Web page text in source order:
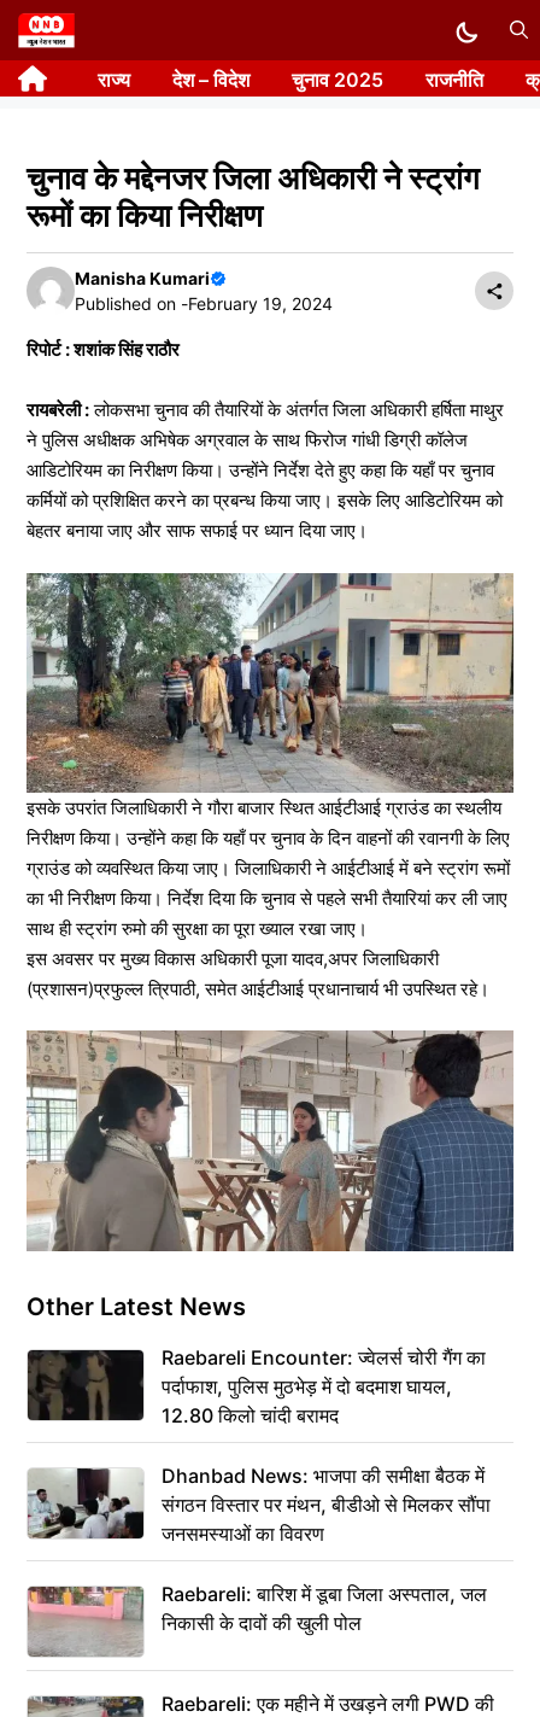
Skip
to
content राज्य देश – विदेश चुनाव 2025 राजनीति
चुनाव के मद्देनजर जिला अधिकारी ने स्ट्रांग
रूमों का किया निरीक्षण
Manisha Kumari
Published on -February 19, 2024
रिपोर्ट : शशांक सिंह राठौर
रायबरेली :लोकसभा चुनाव की तैयारियों के अंतर्गत जिला अधिकारी हर्षिता माथुर
ने पुलिस अधीक्षक अभिषेक अग्रवाल के साथ फिरोज गांधी डिग्री कॉलेज
आडिटोरियम का निरीक्षण किया। उन्होंने निर्देश देते हुए कहा कि यहाँ पर चुनाव
कर्मियों को प्रशिक्षित करने का प्रबन्ध किया जाए। इसके लिए आडिटोरियम को
बेहतर बनाया जाए और साफ सफाई पर ध्यान दिया जाए।
इसके उपरांत जिलाधिकारी ने गौरा बाजार स्थित आईटीआई ग्राउंड का स्थलीय
निरीक्षण किया। उन्होंने कहा कि यहाँ पर चुनाव के दिन वाहनों की रवानगी के लिए
ग्राउंड को व्यवस्थित किया जाए। जिलाधिकारी ने आईटीआई में बने स्ट्रांग रूमों
का भी निरीक्षण किया। निर्देश दिया कि चुनाव से पहले सभी तैयारियां कर ली जाए
साथ ही स्ट्रांग रुमो की सुरक्षा का पूरा ख्याल रखा जाए।
इस अवसर पर मुख्य विकास अधिकारी पूजा यादव,अपर जिलाधिकारी
(प्रशासन)प्रफुल्ल त्रिपाठी, समेत आईटीआई प्रधानाचार्य भी उपस्थित रहे।
Other Latest News
Raebareli Encounter: ज्वेलर्स चोरी गैंग का
पर्दाफाश, पुलिस मुठभेड़ में दो बदमाश घायल,
12.80 किलो चांदी बरामद
Dhanbad News: भाजपा की समीक्षा बैठक में
संगठन विस्तार पर मंथन, बीडीओ से मिलकर सौंपा
जनसमस्याओं का विवरण
Raebareli: बारिश में डूबा जिला अस्पताल, जल
निकासी के दावों की खुली पोल
Raebareli: एक महीने में उखड़ने लगी PWD की